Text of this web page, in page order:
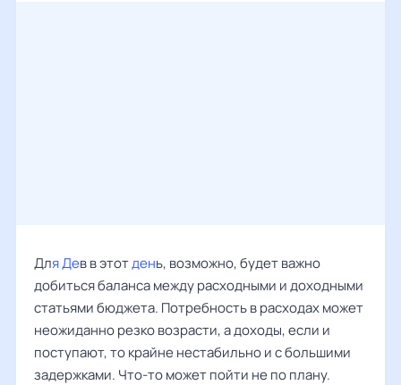
Для Дев в этотдень, возможно, будет важно
добиться баланса между расходными и доходными
статьями бюджета. Потребность в расходах может
неожиданно резко возрасти, а доходы, если и
поступают, то крайне нестабильно и с большими
задержками. Что-то может пойти не по плану.